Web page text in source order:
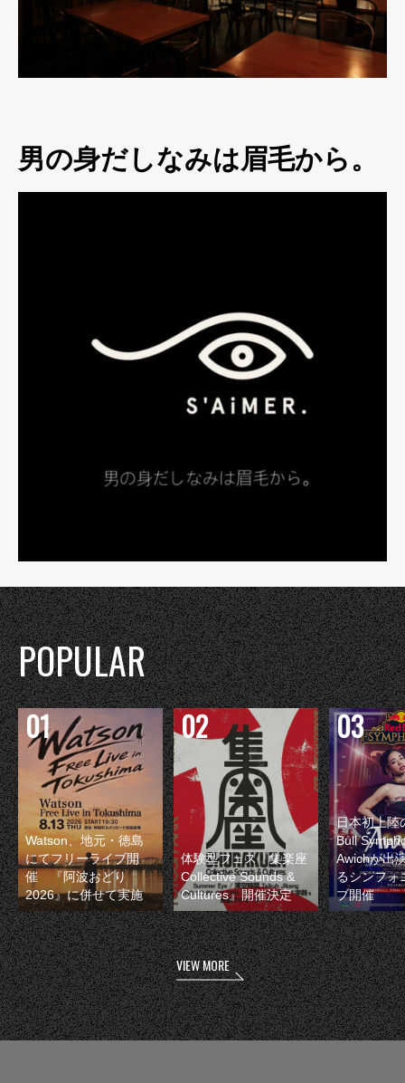
男の身だしなみは眉毛から。
POPULAR
Watson、地元・徳島
にてフリーライブ開
催 『阿波おどり
2026』に併せて実施
体験型フェス『集楽座
Collective Sounds &
Cultures』開催決定
日本初上陸
Bull
Awichが出
るシンフォ
ブ開催
VIEW MORE